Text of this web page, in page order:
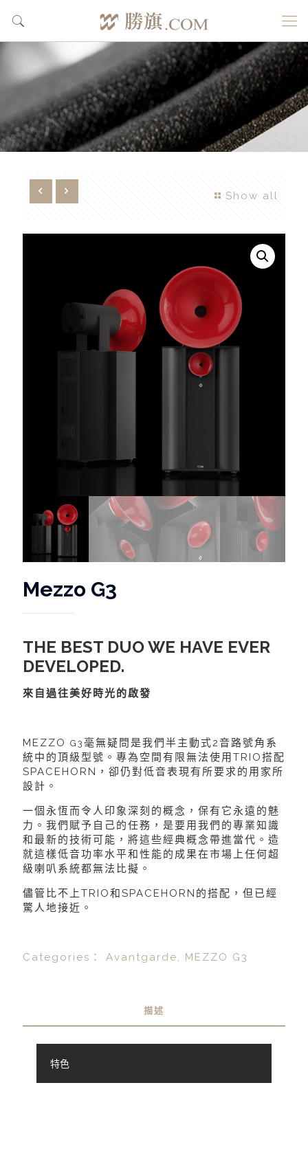
Show all
Mezzo G3
THE BEST DUO WE HAVE EVER
DEVELOPED.
來自過往美好時光的啟發
MEZZO G3毫無疑問是我們半主動式2音路號角系
統中的頂級型號。專為空間有限無法使用TRIO搭配
SPACEHORN，卻仍對低音表現有所要求的用家所
設計。
一個永恆而令人印象深刻的概念，保有它永遠的魅
力。我們賦予自己的任務，是要用我們的專業知識
和最新的技術可能，將這些經典概念帶進當代。造
就這樣低音功率水平和性能的成果在市場上任何超
級喇叭系統都無法比擬。
儘管比不上TRIO和SPACEHORN的搭配，但已經
驚人地接近。
Categories： Avantgarde MEZZO G3
描述
特色